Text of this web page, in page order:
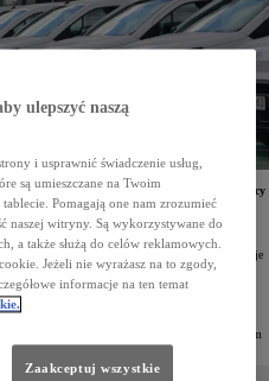
19 Toyot PROACE CITY Spółdzielni Pracy
w pracy w największych miastach regionu
gamie Toyoty i jeden z bestsellerów rynku LCV.
jako auto dostawcze. Ta ostatnia odmiana występuje
są 3 wersje wyposażenia – Active, Comfort
CITY może wynieść nawet 4,4 m
kg.
silniki Diesla o pojemności 1,5 litra i mocy
mocy 110 KM. Dostępna jest też wersja z napędem
ulepszyć naszą
i usprawnić świadczenie usług,
są umieszczane na Twoim
Pomagają one nam zrozumieć
naszej witryny. Są wykorzystywane do
a także służą do celów reklamowych.
Jeżeli nie wyrażasz na to zgody,
informacje na ten temat
Zaakceptuj wszystkie